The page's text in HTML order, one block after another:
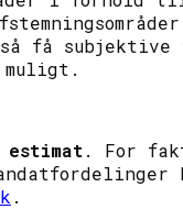
få subjektive
muligt.
estimat. For
.